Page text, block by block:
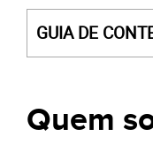
GUIA DE
Quem